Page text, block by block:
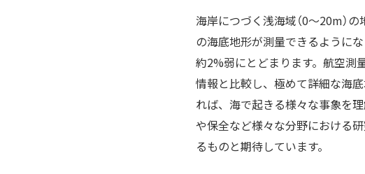
海岸につづく浅海域（0～20m）
の海底地形が測量できるように
約2%弱にとどまります。航空測
情報と比較し、極めて詳細な海
れば、海で起きる様々な事象を
や保全など様々な分野における
るものと期待しています。